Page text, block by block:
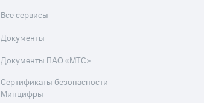
Все сервисы
Документы
Документы ПАО «МТС»
Сертификаты безопасности
Минцифры